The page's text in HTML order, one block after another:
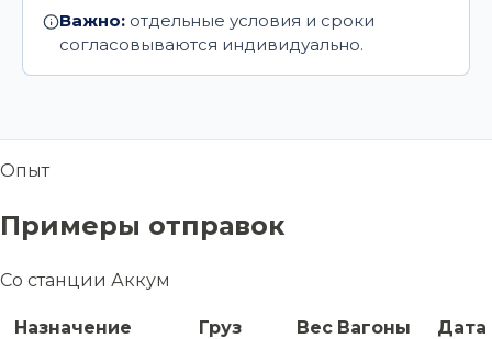
Важно: отдельные условия и сроки
согласовываются индивидуально.
Опыт
Примеры отправок
Со станции Аккум
Назначение Груз Вес Вагоны Дата